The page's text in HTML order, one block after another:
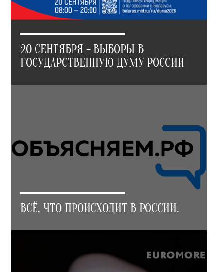
20 СЕНТЯБРЯ - ВЫБОРЫ В
ГОСУДАРСТВЕННУЮ ДУМУ РОССИИ
ВСЁ, ЧТО ПРОИСХОДИТ В РОССИИ.